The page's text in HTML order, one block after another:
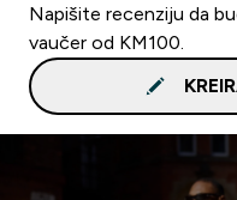
Napišite recenziju da
vaučer od KM100.